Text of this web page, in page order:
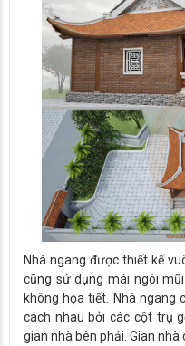
Nhà ngang được thiết kế
cũng sử dụng mái ngói
không họa tiết. Nhà ngang
cách nhau bởi các cột trụ
gian nhà bên phải. Gian